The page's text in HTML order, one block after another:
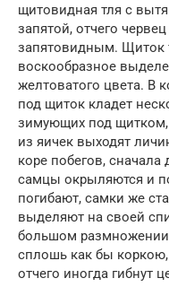
щитовидная тля с
запятой, отчего
запятовидным. Щиток
воскообразное
желтоватого цвета. В
под щиток кладет
зимующих под щитком,
из яичек выходят
коре побегов,
самцы окрыляются и
погибают, самки же
выделяют на своей
большом размножении
сплошь как бы
отчего иногда гибнут